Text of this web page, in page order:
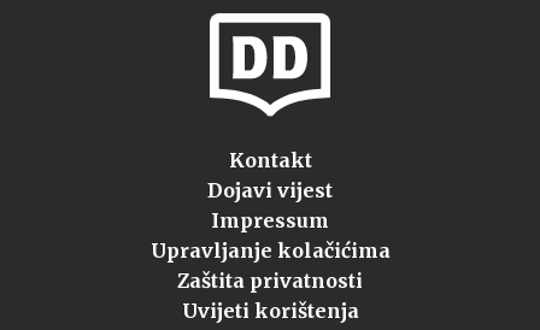
Kontakt
Dojavi vijest
Impressum
Upravljanje kolačićima
Zaštita privatnosti
Uvijeti korištenja